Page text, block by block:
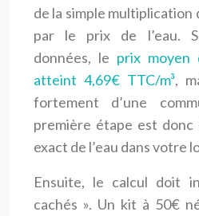
de la simple multiplication
par le prix de l’eau.
données, le prix moyen
atteint 4,69€ TTC/m³,
fortement d’une
première étape est
exact de l’eau dans votre
Ensuite, le calcul doit
cachés ». Un kit à 50€